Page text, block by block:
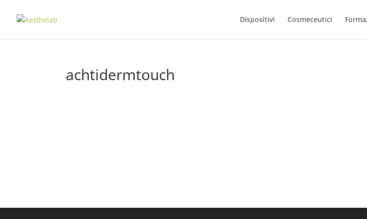
Dispositivi Cosmeceutici
achtidermtouch